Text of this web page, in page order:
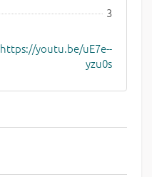
3
https://youtu.be/uE7e--
yzu0s